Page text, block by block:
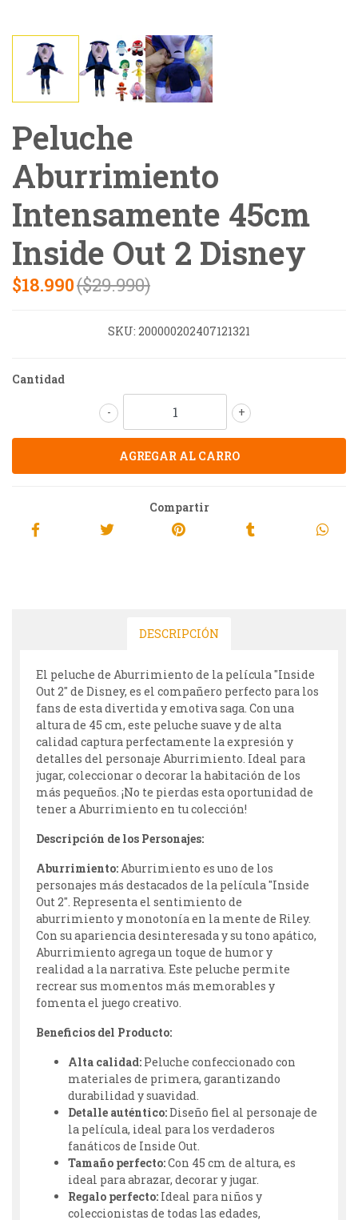
Peluche
Aburrimiento
Intensamente 45cm
Inside Out 2 Disney
$18.990($29.990)
SKU: 200000202407121321
Cantidad
+
-
Compartir
DESCRIPCIÓN
El peluche de Aburrimiento de la película "Inside
Out 2" de Disney, es el compañero perfecto para los
fans de esta divertida y emotiva saga. Con una
altura de 45 cm, este peluche suave y de alta
calidad captura perfectamente la expresión y
detalles del personaje Aburrimiento. Ideal para
jugar, coleccionar o decorar la habitación de los
más pequeños. ¡No te pierdas esta oportunidad de
tener a Aburrimiento en tu colección!
Descripción de los Personajes:
Aburrimiento: Aburrimiento es uno de los
personajes más destacados de la película "Inside
Out 2". Representa el sentimiento de
aburrimiento y monotonía en la mente de Riley.
Con su apariencia desinteresada y su tono apático,
Aburrimiento agrega un toque de humor y
realidad a la narrativa. Este peluche permite
recrear sus momentos más memorables y
fomenta el juego creativo.
Beneficios del Producto:
Alta calidad: Peluche confeccionado con
materiales de primera, garantizando
durabilidad y suavidad.
Detalle auténtico:Diseño fiel al personaje de
la película, ideal para los verdaderos
fanáticos de Inside Out.
Tamaño perfecto:Con 45 cm de altura, es
ideal para abrazar, decorar y jugar.
Regalo perfecto: Ideal para niños y
coleccionistas de todas las edades,